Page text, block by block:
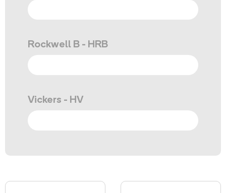
Rockwell B - HRB
Vickers - HV